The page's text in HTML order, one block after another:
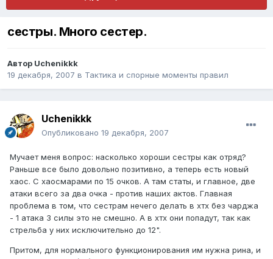
сестры. Много сестер.
Автор Uchenikkk
19 декабря, 2007 в Тактика и спорные моменты правил
Uchenikkk
Опубликовано 19 декабря, 2007
Мучает меня вопрос: насколько хороши сестры как отряд?
Раньше все было довольно позитивно, а теперь есть новый
хаос. С хаосмарами по 15 очков. А там статы, и главное, две
атаки всего за два очка - против наших актов. Главная
проблема в том, что сестрам нечего делать в хтх без чарджа
- 1 атака 3 силы это не смешно. А в хтх они попадут, так как
стрельба у них исключительно до 12".
Притом, для нормального функционирования им нужна рина, и